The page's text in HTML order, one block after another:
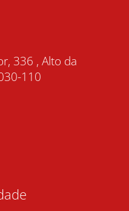
336 , Alto da
110